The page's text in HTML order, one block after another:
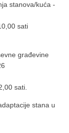
stanova/kuća -
sati
građevine
sati.
stana u